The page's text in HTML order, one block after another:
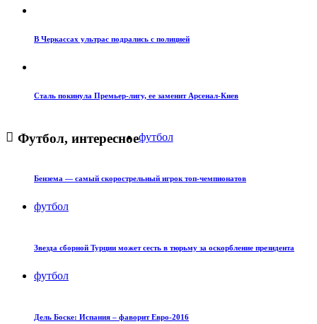
В Черкассах ультрас подрались с полицией
Сталь покинула Премьер-лигу, ее заменит Арсенал-Киев
Футбол, интересноефутбол
Бензема — самый скорострельный игрок топ-чемпионатов
футбол
Звезда сборной Турции может сесть в тюрьму за оскорбление президента
футбол
Дель Боске: Испания – фаворит Евро-2016